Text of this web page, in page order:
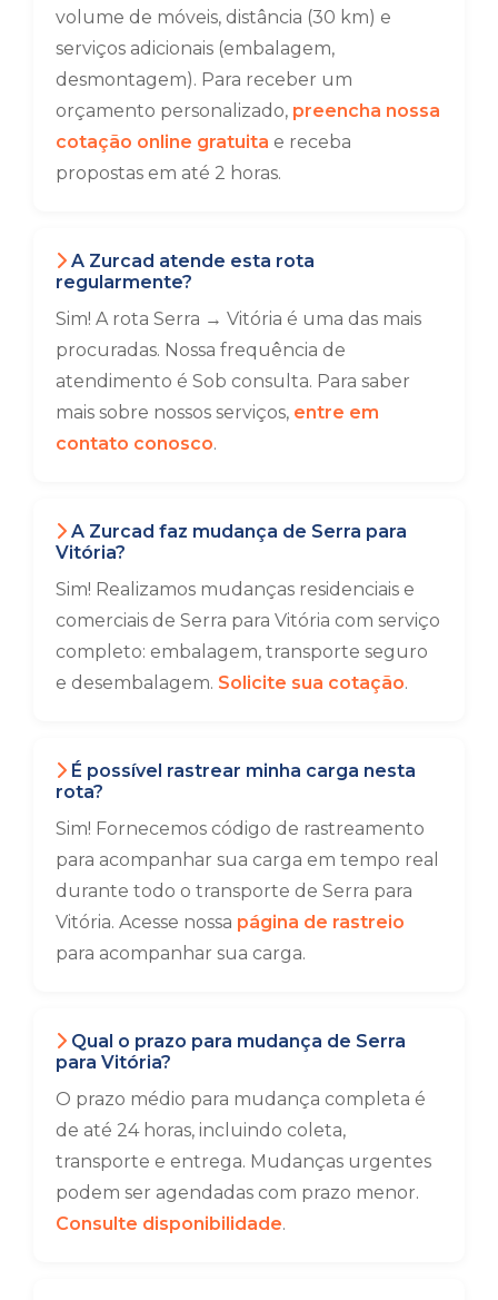
volume de móveis, distância (30 km) e
serviços adicionais (embalagem,
desmontagem). Para receber um
orçamento personalizado, preencha nossa
cotação online gratuita e receba
propostas em até 2 horas.
A Zurcad atende esta rota
regularmente?
Sim! A rota Serra → Vitória é uma das mais
procuradas. Nossa frequência de
atendimento é Sob consulta. Para saber
mais sobre nossos serviços, entre em
contato conosco.
A Zurcad faz mudança de Serra para
Vitória?
Sim! Realizamos mudanças residenciais e
comerciais de Serra para Vitória com serviço
completo: embalagem, transporte seguro
e desembalagem. Solicite sua cotação.
É possível rastrear minha carga nesta
rota?
Sim! Fornecemos código de rastreamento
para acompanhar sua carga em tempo real
durante todo o transporte de Serra para
Vitória. Acesse nossa página de rastreio
para acompanhar sua carga.
Qual o prazo para mudança de Serra
para Vitória?
O prazo médio para mudança completa é
de até 24 horas, incluindo coleta,
transporte e entrega. Mudanças urgentes
podem ser agendadas com prazo menor.
Consulte disponibilidade.